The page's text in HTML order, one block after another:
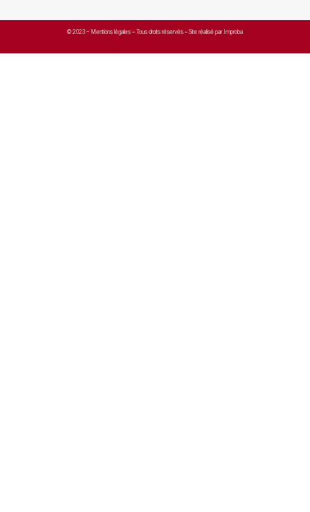
© 2023 – Mentions légales – Tous droits réservés – Site réalisé par Improba